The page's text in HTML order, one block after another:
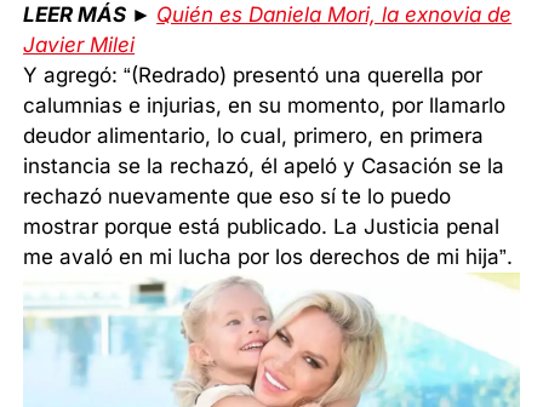
LEER MÁS ► Quién es Daniela Mori, la exnovia de
Javier Milei
Y agregó: “(Redrado) presentó una querella por
calumnias e injurias, en su momento, por llamarlo
deudor alimentario, lo cual, primero, en primera
instancia se la rechazó, él apeló y Casación se la
rechazó nuevamente que eso sí te lo puedo
mostrar porque está publicado. La Justicia penal
me avaló en mi lucha por los derechos de mi hija”.